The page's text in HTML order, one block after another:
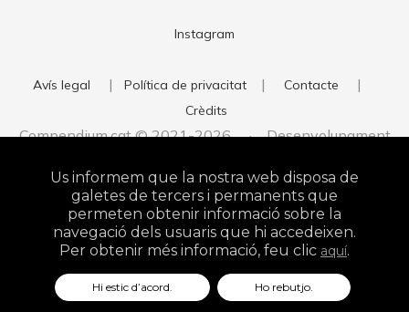
Instagram
Avís legal | Política de privacitat | Contacte |
Crèdits
Compendium.cat © 2021-2026 · Desenvolupament
Studio
Us informem que la nostra web disposa de
galetes de tercers i permanents que
permeten obtenir informació sobre la
navegació dels usuaris que hi accedeixen.
Per obtenir més informació, feu clic aquí.
Hi estic d’acord. Ho rebutjo.